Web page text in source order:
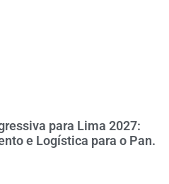
para Lima 2027:
e Logística para o Pan.